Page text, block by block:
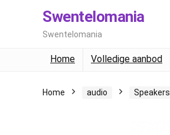
Swentelomania
Swentelomania
Home Volledige aanbod
Home audio Speakers